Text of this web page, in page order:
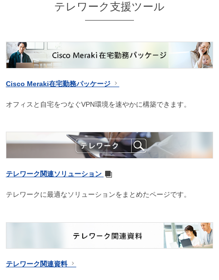
テレワーク支援ツール
Cisco Meraki在宅勤務パッケージ
オフィスと自宅をつなぐVPN環境を速やかに構築できます。
テレワーク関連ソリューション
テレワークに最適なソリューションをまとめたページです。
テレワーク関連資料